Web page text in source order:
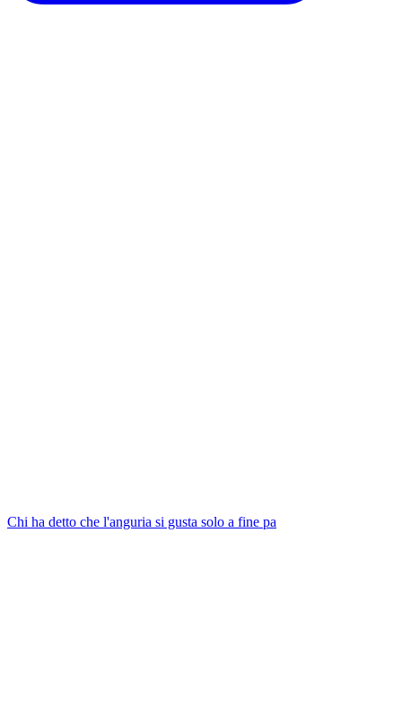
Chi ha detto che l'anguria si gusta solo a fine pa